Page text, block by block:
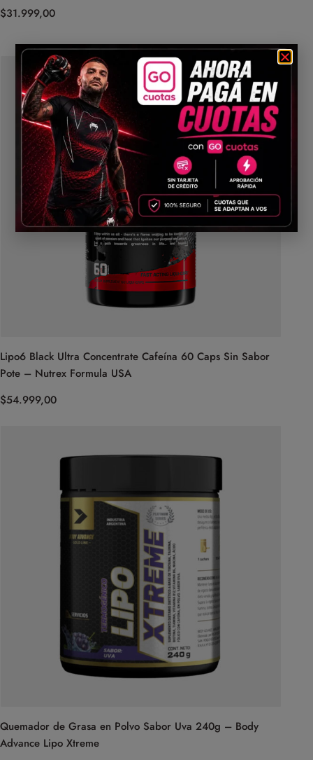
$31.999,00
Lipo6 Black Ultra Concentrate Cafeína 60 Caps Sin Sabor
Pote – Nutrex Formula USA
$54.999,00
Quemador de Grasa en Polvo Sabor Uva 240g – Body
Advance Lipo Xtreme